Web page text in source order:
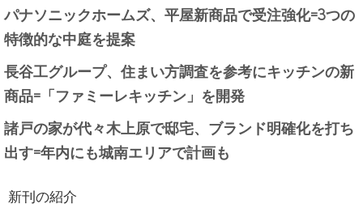
パナソニックホームズ、平屋新商品で受注強化=3つの
特徴的な中庭を提案
長谷工グループ、住まい方調査を参考にキッチンの新
商品=「ファミーレキッチン」を開発
諸戸の家が代々木上原で邸宅、ブランド明確化を打ち
出す=年内にも城南エリアで計画も
新刊の紹介